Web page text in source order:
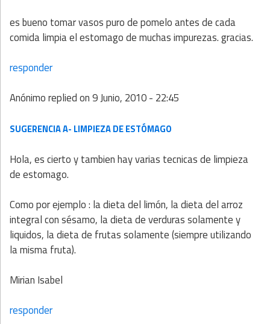
es bueno tomar vasos puro de pomelo antes de cada
comida limpia el estomago de muchas impurezas. gracias.
responder
Anónimoreplied on9 Junio, 2010 - 22:45
SUGERENCIA A- LIMPIEZA DE ESTÓMAGO
Hola, es cierto y tambien hay varias tecnicas de limpieza
de estomago.
Como por ejemplo : la dieta del limón, la dieta del arroz
integral con sésamo, la dieta de verduras solamente y
liquidos, la dieta de frutas solamente (siempre utilizando
la misma fruta).
Mirian Isabel
responder